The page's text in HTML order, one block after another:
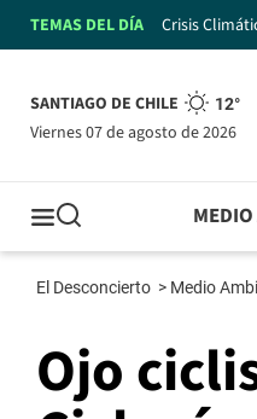
TEMAS DEL DÍA Crisis
SANTIAGO DE CHILE 12°
viernes 07 de agosto de 2026
El Desconcierto > Medio
Ojo